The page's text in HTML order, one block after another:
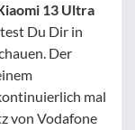
13 Ultra
Du Dir in
Der
mal
von Vodafone